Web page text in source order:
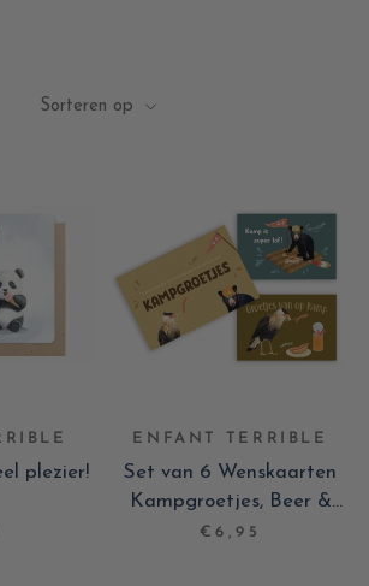
Sorteren op
plezier!
ENFANT TERRIBLE
Set van 6 Wenskaarten
Kampgroetjes, Beer &
Arend
€6,95